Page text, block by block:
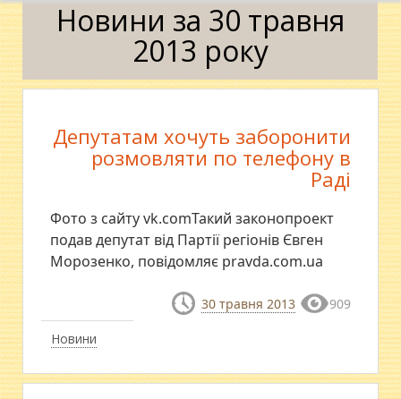
Новини за 30 травня
2013 року
Новини
Депутатам хочуть заборонити
розмовляти по телефону в
Раді
Фото з сайту vk.comТакий законопроект
подав депутат від Партії регіонів Євген
Морозенко, повідомляє pravda.com.ua
30 травня 2013 909